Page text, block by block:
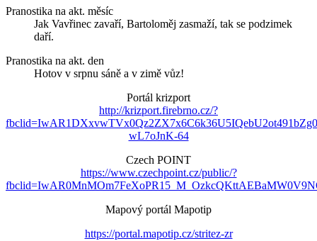
Pranostika na akt. měsíc
Jak Vavřinec zavaří, Bartoloměj zasmaží, tak se podzimek
daří.
Pranostika na akt. den
Hotov v srpnu sáně a v zimě vůz!
Portál krizport
http://krizport.firebrno.cz/?
wL7oJnK-64
Czech POINT
https://www.czechpoint.cz/public/?
Mapový portál Mapotip
https://portal.mapotip.cz/stritez-zr